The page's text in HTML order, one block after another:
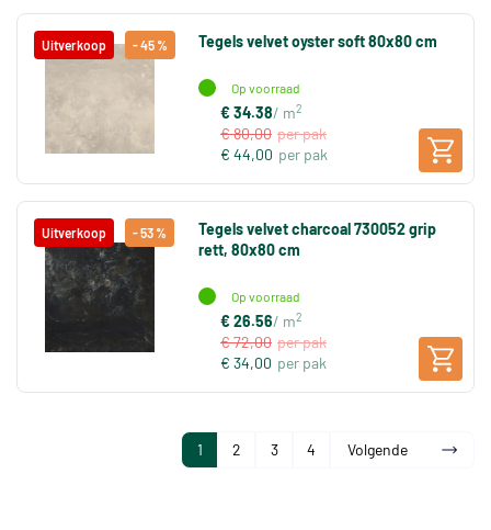
Uitverkoop - 45 % Tegels velvet oyster soft 80x80 cm
Op voorraad
€ 34.38/ m2
€ 80,00 per pak
€ 44,00 per pak
Uitverkoop - 53 %
Tegels velvet charcoal 730052 grip
rett, 80x80 cm
Op voorraad
€ 26.56/ m2
€ 72,00 per pak
€ 34,00 per pak
1 2 3 4 Volgende